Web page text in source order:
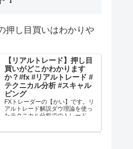
押し目買いはわかりや
【リアルトレード】押し目
買いがどこかわかります
か？#fx #リアルトレード #
テクニカル分析 #スキャル
ピング
FXトレーダーの【かい】です。リ
アルトレード解説ダウ理論を使っ
たテクニカル分析でのトレードを